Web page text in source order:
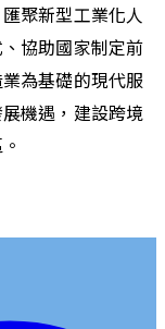
聚新型工業化人
協助國家制定前
為基礎的現代服
機遇，建設跨境